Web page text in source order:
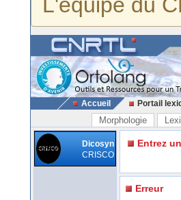
Accueil Portail
Morphologie
Dicosyn
CRISCO
Entrez
Erreur